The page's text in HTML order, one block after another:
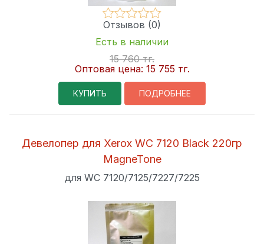
Отзывов (0)
Есть в наличии
15 760 тг.
Оптовая цена: 15 755 тг.
КУПИТЬ ПОДРОБНЕЕ
Девелопер для Xerox WC 7120 Black 220гр
MagneTone
для WC 7120/7125/7227/7225